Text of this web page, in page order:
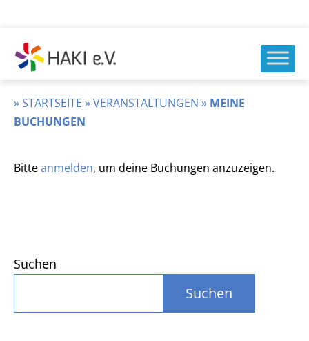
Inhalt
springen
HAKI
e.v.
»STARTSEITE »VERANSTALTUNGEN » MEINE
BUCHUNGEN
Bitteanmelden, um deine Buchungen anzuzeigen.
Suchen
Suchen